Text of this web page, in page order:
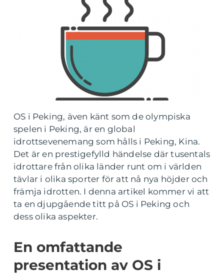
OS i Peking, även känt som de olympiska
spelen i Peking, är en global
idrottsevenemang som hålls i Peking, Kina.
Det är en prestigefylld händelse där tusentals
idrottare från olika länder runt om i världen
tävlar i olika sporter för att nå nya höjder och
främja idrotten. I denna artikel kommer vi att
ta en djupgående titt på OS i Peking och
dess olika aspekter.
En omfattande
presentation av OS i